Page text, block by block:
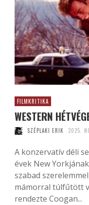
FILMKRITIKA
WESTERN
SZÉPLAKI ERIK 2025.
A konzervatív déli
évek New
szabad
mámorral túlfűtött
rendezte Coogan...